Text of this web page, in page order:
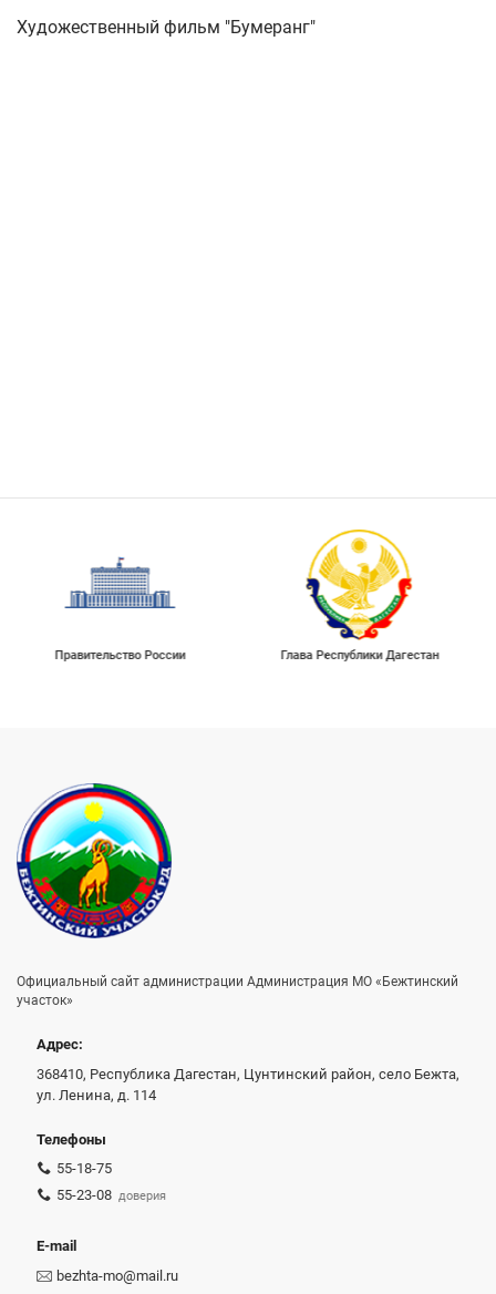
Художественный фильм "Бумеранг"
Правительство России Глава Республики Дагестан
Официальный сайт администрации Администрация МО «Бежтинский
участок»
Адрес:
368410, Республика Дагестан, Цунтинский район, село Бежта,
ул. Ленина, д. 114
Телефоны
55-18-75
55-23-08 доверия
E-mail
bezhta-mo@mail.ru